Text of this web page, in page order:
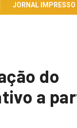
JORNAL IMPRESSO
do
a